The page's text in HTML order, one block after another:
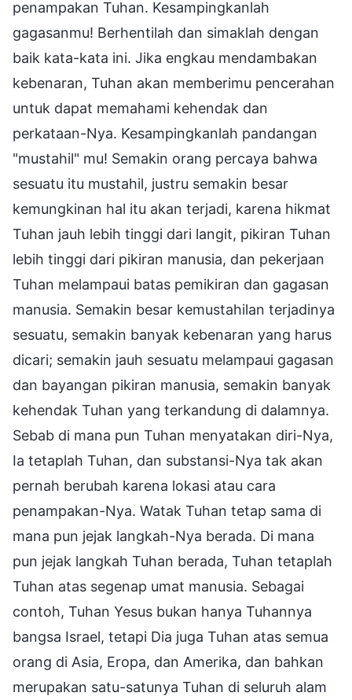
penampakan Tuhan. Kesampingkanlah
gagasanmu! Berhentilah dan simaklah dengan
baik kata-kata ini. Jika engkau mendambakan
kebenaran, Tuhan akan memberimu pencerahan
untuk dapat memahami kehendak dan
perkataan-Nya. Kesampingkanlah pandangan
"mustahil" mu! Semakin orang percaya bahwa
sesuatu itu mustahil, justru semakin besar
kemungkinan hal itu akan terjadi, karena hikmat
Tuhan jauh lebih tinggi dari langit, pikiran Tuhan
lebih tinggi dari pikiran manusia, dan pekerjaan
Tuhan melampaui batas pemikiran dan gagasan
manusia. Semakin besar kemustahilan terjadinya
sesuatu, semakin banyak kebenaran yang harus
dicari; semakin jauh sesuatu melampaui gagasan
dan bayangan pikiran manusia, semakin banyak
kehendak Tuhan yang terkandung di dalamnya.
Sebab di mana pun Tuhan menyatakan diri-Nya,
Ia tetaplah Tuhan, dan substansi-Nya tak akan
pernah berubah karena lokasi atau cara
penampakan-Nya. Watak Tuhan tetap sama di
mana pun jejak langkah-Nya berada. Di mana
pun jejak langkah Tuhan berada, Tuhan tetaplah
Tuhan atas segenap umat manusia. Sebagai
contoh, Tuhan Yesus bukan hanya Tuhannya
bangsa Israel, tetapi Dia juga Tuhan atas semua
orang di Asia, Eropa, dan Amerika, dan bahkan
merupakan satu-satunya Tuhan di seluruh alam